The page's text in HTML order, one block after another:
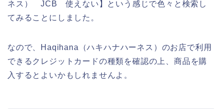
ネス） JCB 使えない】という感じで色々と検索し
てみることにしました。
なので、Haqihana（ハキハナハーネス）のお店で利用
できるクレジットカードの種類を確認の上、商品を購
入するとよいかもしれませんよ。